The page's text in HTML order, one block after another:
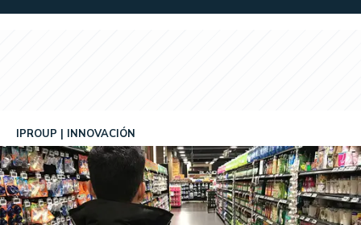
IPROUP INNOVACIÓN